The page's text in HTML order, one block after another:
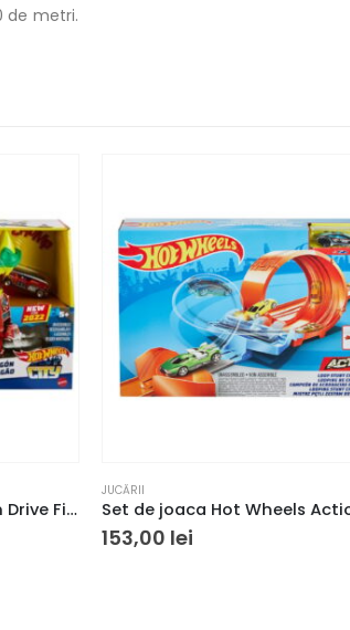
de metri.
Set Hot Wheels City Dragon Drive Firefight
JUCĂRII
153,00 lei